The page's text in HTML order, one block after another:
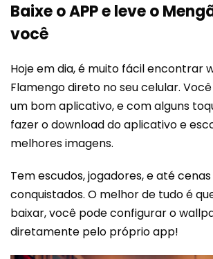
Baixe o APP e leve o
você
Hoje em dia, é muito fácil encontrar
Flamengo direto no seu celular.
um bom aplicativo, e com alguns
fazer o download do aplicativo e
melhores imagens.
Tem escudos, jogadores, e até
conquistados. O melhor de tudo é
baixar, você pode configurar o
diretamente pelo próprio app!